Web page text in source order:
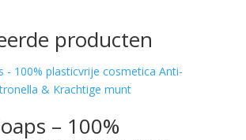
producten
– 100%